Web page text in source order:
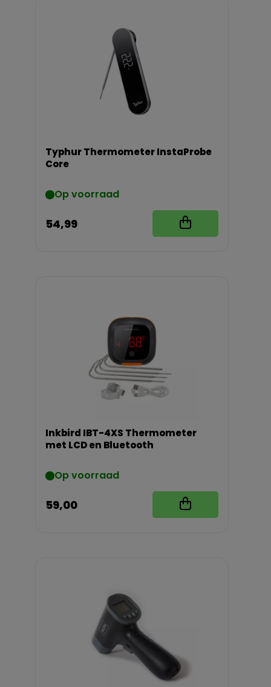
Typhur Thermometer InstaProbe
Core
Op voorraad
54,99
Inkbird IBT-4XS Thermometer
met LCD en Bluetooth
Op voorraad
59,00